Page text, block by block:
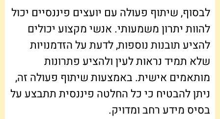
לבסוף, שיתוף פעולה עם יועצים פיננסיים יכול
להוות יתרון משמעותי. אנשי מקצוע יכולים
להציע תובנות נוספות, לדעת על הזדמנויות
שלא תמיד נראות לעין ולהציע פתרונות
מותאמים אישית. באמצעות שיתוף פעולה זה,
ניתן להבטיח כי כל החלטה פיננסית תתבצע על
בסיס מידע רחב ומדויק.